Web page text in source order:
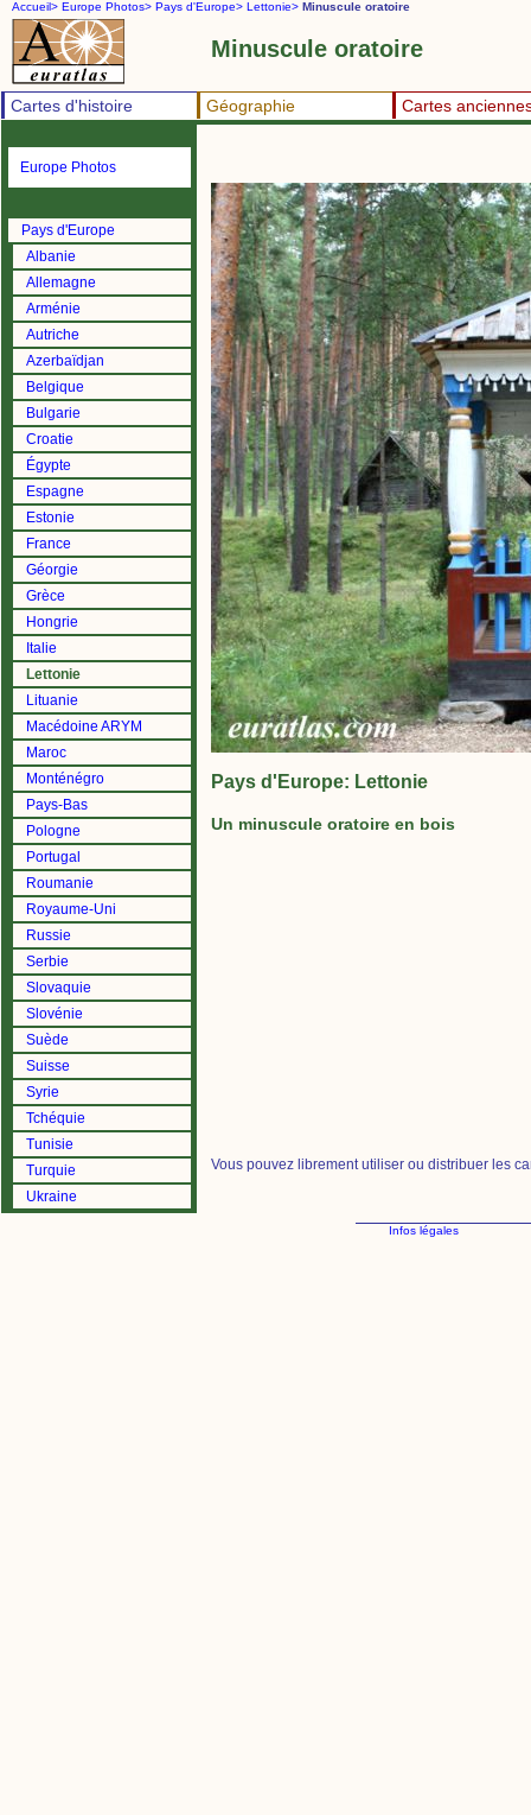
Accueil> Europe Photos> Pays d'Europe> Lettonie> Minuscule oratoire
Minuscule oratoire
Cartes d'histoire Géographie Cartes
Europe Photos
Pays d'Europe
Albanie
Allemagne
Arménie
Autriche
Azerbaïdjan
Belgique
Bulgarie
Croatie
Égypte
Espagne
Estonie
France
Géorgie
Grèce
Hongrie
Italie
Lettonie
Lituanie
Macédoine ARYM
Maroc
Monténégro
Pays-Bas
Pologne
Portugal
Roumanie
Royaume-Uni
Russie
Serbie
Slovaquie
Slovénie
Suède
Suisse
Syrie
Tchéquie
Tunisie
Turquie
Ukraine
Pays d'Europe: Lettonie
Un minuscule oratoire en bois
Vous pouvez librement utiliser ou distribuer les
Infos légales